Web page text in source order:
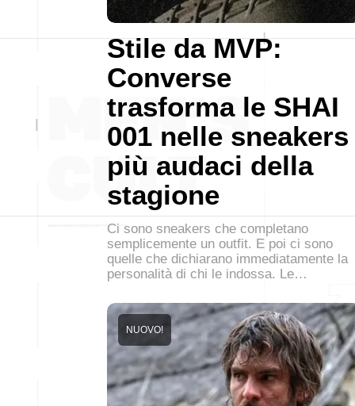
Stile da MVP:
Converse
trasforma le SHAI
001 nelle sneakers
più audaci della
stagione
Ci sono sneakers che completano
semplicemente un outfit. E poi ci sono
quelle che dichiarano immediatamente la
personalità di chi le indossa. Le…
NUOVO!